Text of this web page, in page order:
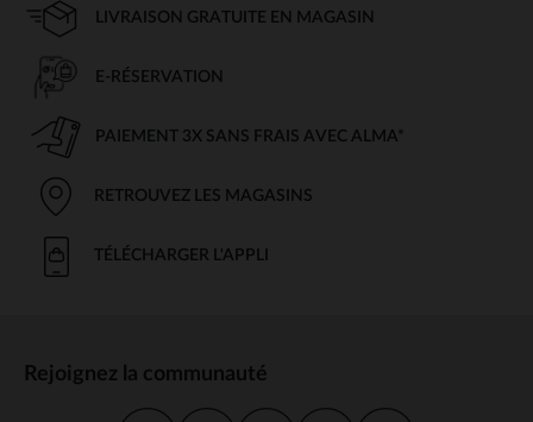
LIVRAISON GRATUITE EN MAGASIN
E-RÉSERVATION
PAIEMENT 3X SANS FRAIS AVEC ALMA*
RETROUVEZ LES MAGASINS
TÉLÉCHARGER L'APPLI
Rejoignez la communauté